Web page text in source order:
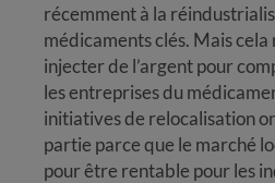
récemment à la
médicaments clés. Mais cela
injecter de l’argent pour
les entreprises du
initiatives de relocalisation
partie parce que le marché
pour être rentable pour les